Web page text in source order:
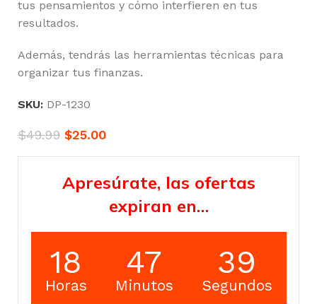
tus pensamientos y cómo interfieren en tus
resultados.
Además, tendrás las herramientas técnicas para
organizar tus finanzas.
SKU: DP-1230
$49.99 $25.00
Apresúrate, las ofertas
expiran en…
18
Horas
47
Minutos
38
Segundos